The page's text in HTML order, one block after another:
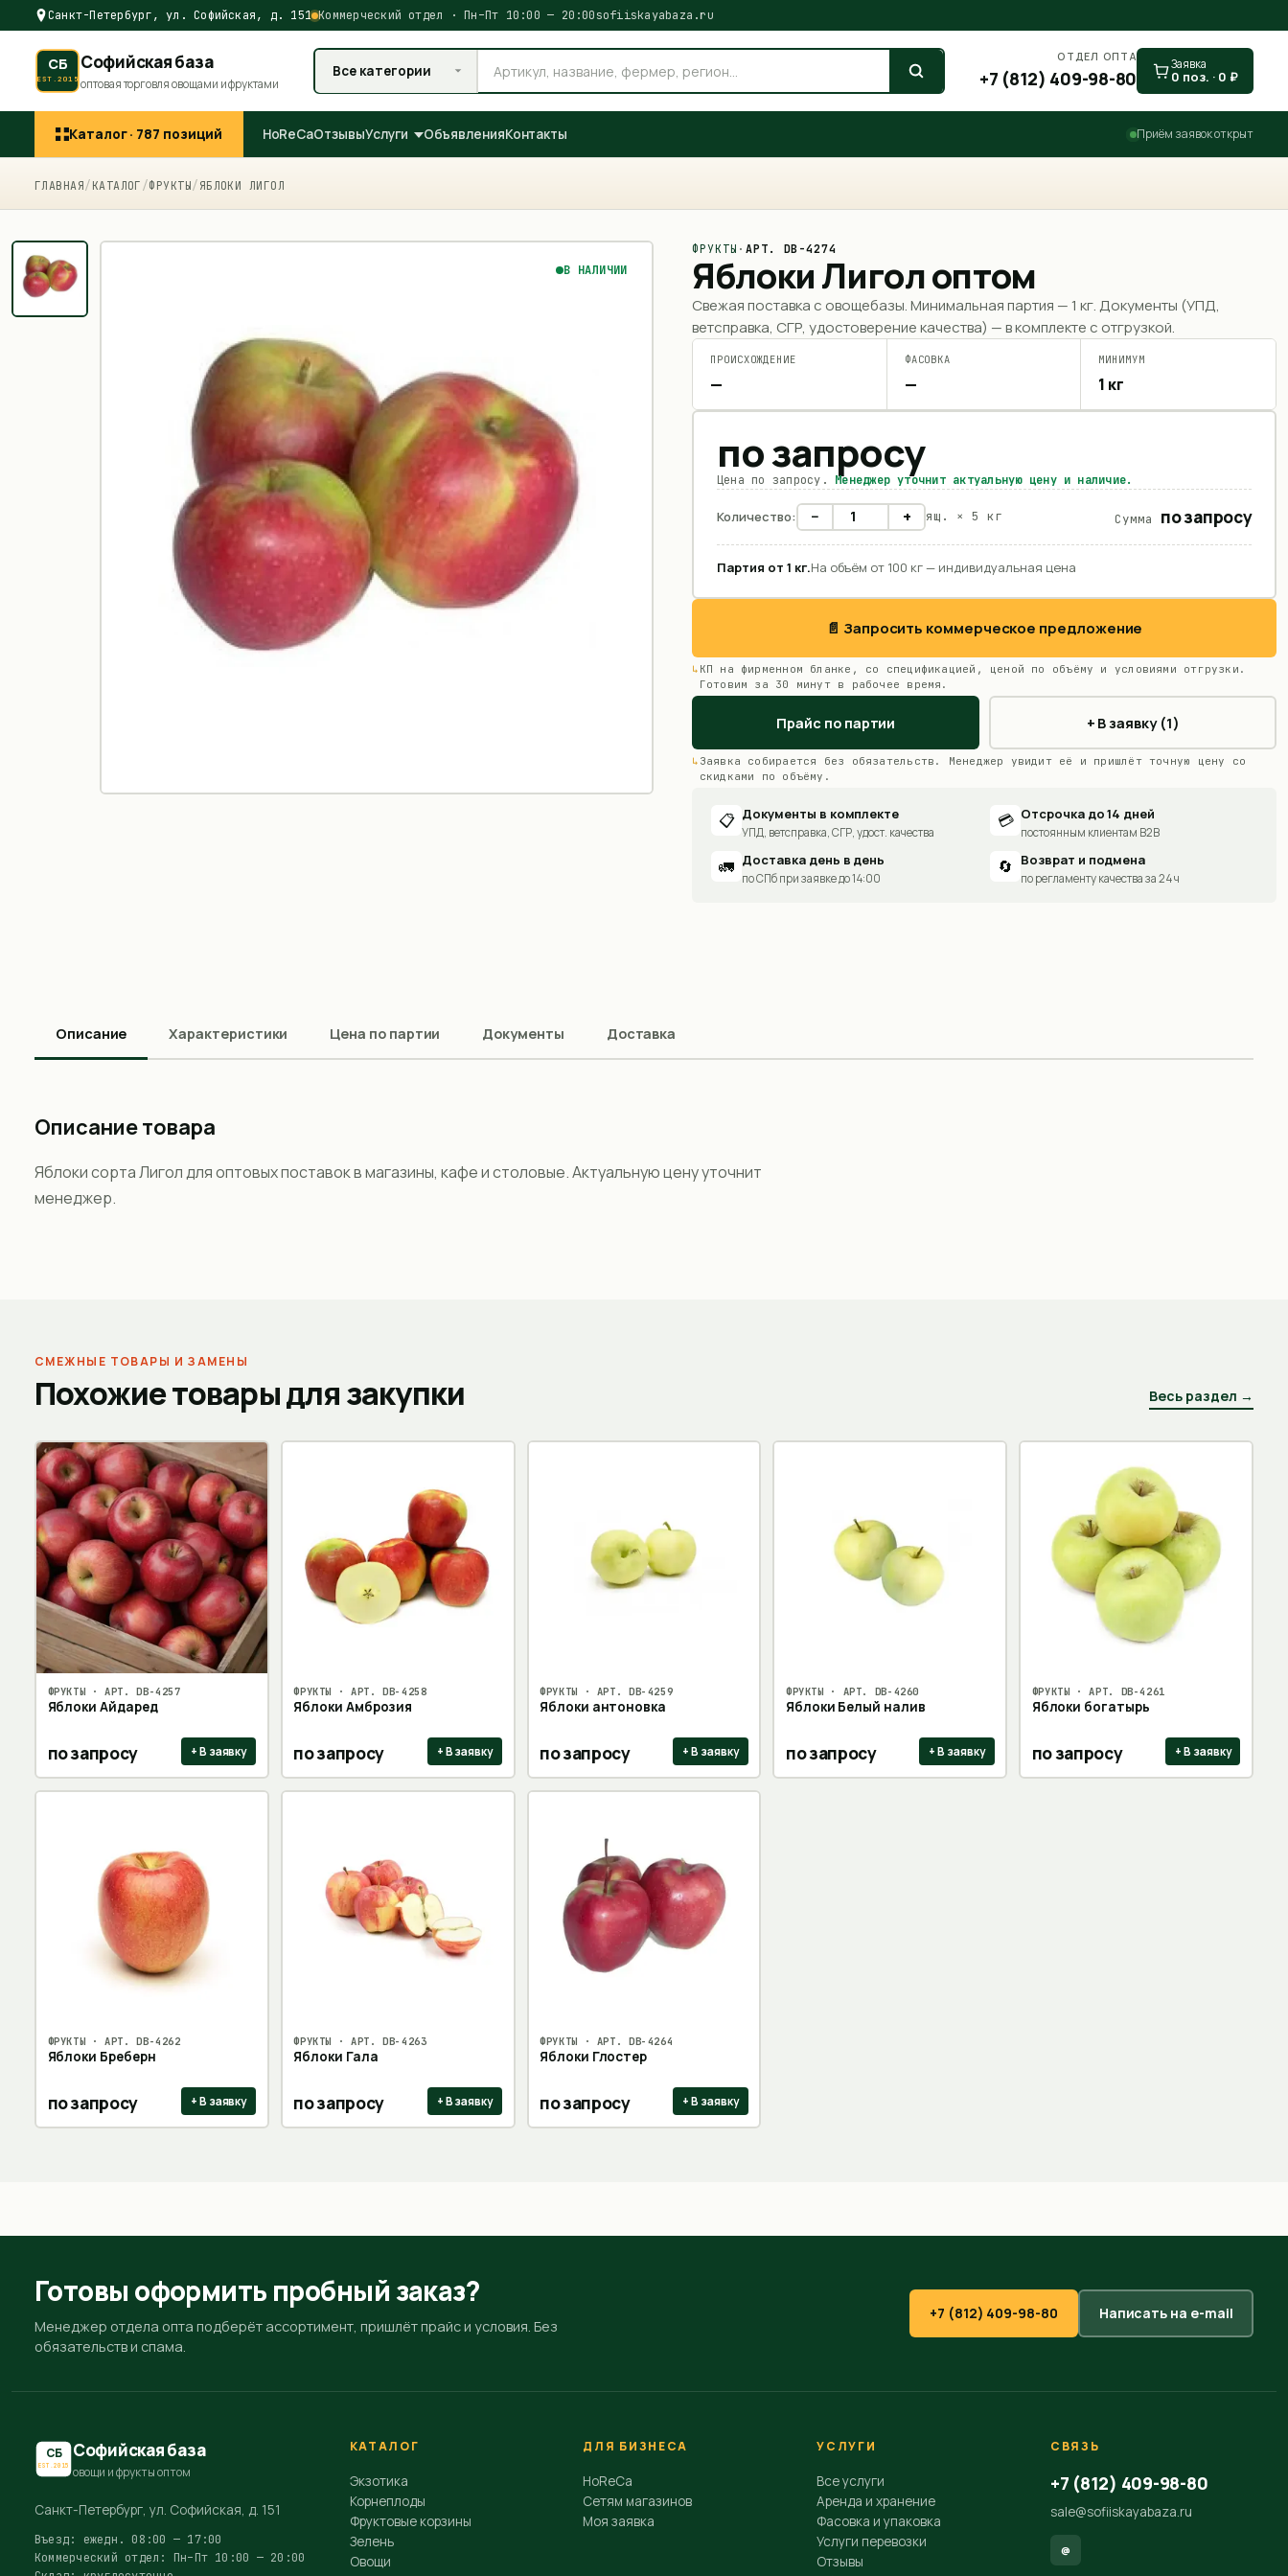
Санкт-Петербург, ул. Софийская, д. 151 Коммерческий отдел · Пн–Пт 10:00 — 20:00sofiiskayabaza.ru
СБ
EST.2015
Софийская база
оптовая торговля овощами и фруктами
Все категории
ОТДЕЛ ОПТА
+7 (812) 409-98-80
Заявка
0 поз. · 0 ₽
Каталог · 787 позиций HoReCaОтзывыУслуги ОбъявленияКонтакты Приём заявок открыт
ГЛАВНАЯ/ КАТАЛОГ /ФРУКТЫ/ ЯБЛОКИ ЛИГОЛ
В НАЛИЧИИ
ФРУКТЫ · АРТ. DB-4274
Яблоки Лигол оптом
Свежая поставка с овощебазы. Минимальная партия —1 кг. Документы (УПД,
ветсправка, СГР, удостоверение качества) — в комплекте с отгрузкой.
ПРОИСХОЖДЕНИЕ
—
ФАСОВКА
—
МИНИМУМ
1 кг
по запросу
Цена по запросу. Менеджер уточнит актуальную цену и наличие.
Количество: − + ящ. × 5 кг Сумма по запросу
Партия от 1 кг.На объём от 100 кг — индивидуальная цена
📄 Запросить коммерческое предложение
КП на фирменном бланке, со спецификацией, ценой по объёму и условиями отгрузки.
Готовим за 30 минут в рабочее время.
Прайс по партии + В заявку (1)
Заявка собирается без обязательств. Менеджер увидит её и пришлёт точную цену со
скидками по объёму.
📋 Документы в комплекте
УПД, ветсправка, СГР, удост. качества
💳 Отсрочка до 14 дней
постоянным клиентам B2B
🚛 Доставка день в день
по СПб при заявке до 14:00
🔄 Возврат и подмена
по регламенту качества за 24 ч
Описание Характеристики Цена по партии Документы Доставка
Описание товара
Яблоки сорта Лигол для оптовых поставок в магазины, кафе и столовые. Актуальную цену уточнит
менеджер.
СМЕЖНЫЕ ТОВАРЫ И ЗАМЕНЫ
Похожие товары для закупки Весь раздел →
ФРУКТЫ · АРТ.DB-4257
Яблоки Айдаред
по запросу + В заявку
ФРУКТЫ · АРТ.DB-4258
Яблоки Амброзия
по запросу + В заявку
ФРУКТЫ · АРТ. DB-4259
Яблоки антоновка
по запросу + В заявку
ФРУКТЫ · АРТ. DB-4260
Яблоки Белый налив
по запросу + В заявку
ФРУКТЫ · АРТ. DB-4261
Яблоки богатырь
по запросу + В заявку
ФРУКТЫ · АРТ.DB-4262
Яблоки Бреберн
по запросу + В заявку
ФРУКТЫ · АРТ.DB-4263
Яблоки Гала
по запросу + В заявку
ФРУКТЫ · АРТ. DB-4264
Яблоки Глостер
по запросу + В заявку
Готовы оформить пробный заказ?
Менеджер отдела опта подберёт ассортимент, пришлёт прайс и условия. Без
обязательств и спама.
+7 (812) 409-98-80 Написать на e-mail
СБ
EST.2015
Софийская база
овощи и фрукты оптом
Санкт-Петербург, ул. Софийская, д. 151
Въезд: ежедн. 08:00 — 17:00
Коммерческий отдел: Пн–Пт 10:00 — 20:00
КАТАЛОГ
Экзотика
Корнеплоды
Фруктовые корзины
Зелень
Овощи
ДЛЯ БИЗНЕСА
HoReCa
Сетям магазинов
Моя заявка
УСЛУГИ
Все услуги
Аренда и хранение
Фасовка и упаковка
Услуги перевозки
Отзывы
СВЯЗЬ
+7 (812) 409-98-80
sale@sofiiskayabaza.ru
@